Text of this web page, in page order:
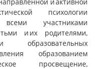
психологии
всеми участниками
и их родителями,
образовательных
образованием
просвещение,